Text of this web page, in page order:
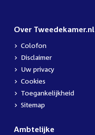
Over Tweedekamer.nl
Colofon
Disclaimer
Uw privacy
Cookies
Toegankelijkheid
Sitemap
Ambtelijke